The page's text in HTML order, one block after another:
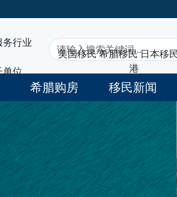
行业
单位
美国移民希腊移民日本移
港
希腊购房 移民新闻